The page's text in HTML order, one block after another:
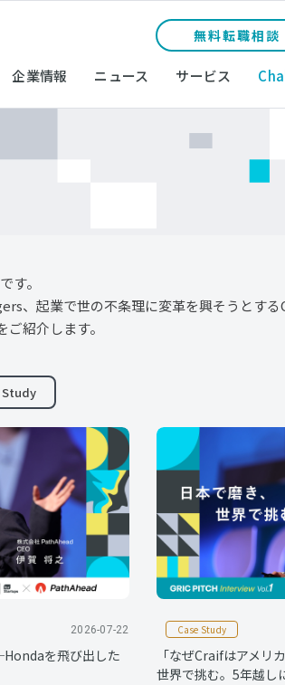
無料転職相談
企業情報 ニュース サービス
す。
、起業で世の不条理に変革を興そうとす
紹介します。
Study
2026-07-22
を飛び出した
Case Study
「なぜCraifはアメリ
世界で挑む。5年越し